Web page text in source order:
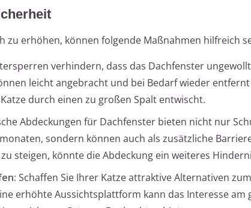
zu erhöhen, können folgende Maßnahmen hilfreich
verhindern, dass das Dachfenster
leicht angebracht und bei Bedarf wieder entfernt
durch einen zu großen Spalt entwischt.
Abdeckungen für Dachfenster bieten nicht nur
sondern können auch als zusätzliche
steigen, könnte die Abdeckung ein weiteres
Schaffen Sie Ihrer Katze attraktive Alternativen
erhöhte Aussichtsplattform kann das Interesse am